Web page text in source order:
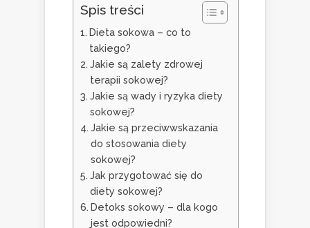
Spis treści
Dieta sokowa – co to
takiego?
Jakie są zalety zdrowej
terapii sokowej?
Jakie są wady i ryzyka diety
sokowej?
Jakie są przeciwwskazania
do stosowania diety
sokowej?
Jak przygotować się do
diety sokowej?
Detoks sokowy – dla kogo
jest odpowiedni?